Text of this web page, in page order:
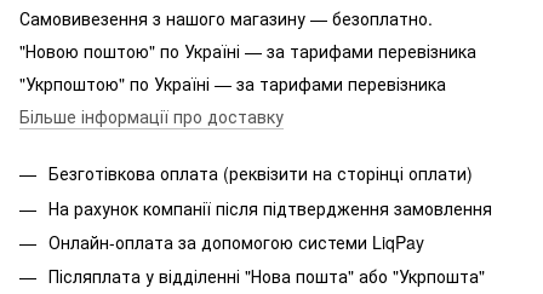
Самовивезення з нашого магазину — безоплатно.
"Новою поштою" по Україні — за тарифами перевізника
"Укрпоштою" по Україні — за тарифами перевізника
Більше інформації про доставку
Безготівкова оплата (реквізити на сторінці оплати)
На рахунок компанії після підтвердження замовлення
Онлайн-оплата за допомогою системи LiqPay
Післяплата у відділенні "Нова пошта" або "Укрпошта"